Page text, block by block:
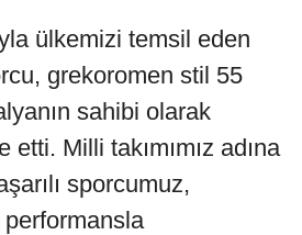
ülkemizi temsil eden
grekoromen stil 55
sahibi olarak
Milli takımımız adına
sporcumuz,